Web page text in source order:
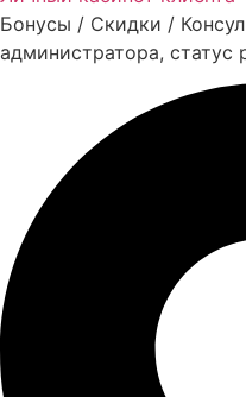
Бонусы / Скидки /
администратора, статус